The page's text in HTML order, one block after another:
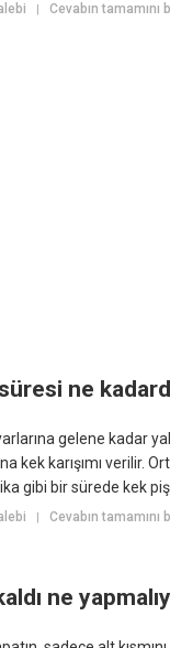
|Cevabın tamamını
ne
gelene kadar
kek karışımı verilir.
gibi bir sürede kek
|Cevabın tamamını
ne